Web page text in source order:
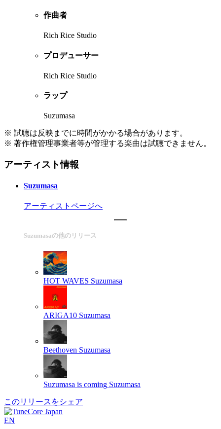
作曲者
Rich Rice Studio
プロデューサー
Rich Rice Studio
ラップ
Suzumasa
※ 試聴は反映までに時間がかかる場合があります。
※ 著作権管理事業者等が管理する楽曲は試聴できません。
アーティスト情報
Suzumasa
アーティストページへ
Suzumasaの他のリリース
HOT WAVES Suzumasa
ARIGA10 Suzumasa
Beethoven Suzumasa
Suzumasa is coming Suzumasa
このリリースをシェア
EN